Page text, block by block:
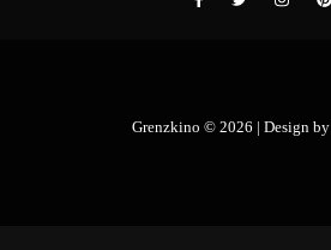
Grenzkino © 2026 | Design by